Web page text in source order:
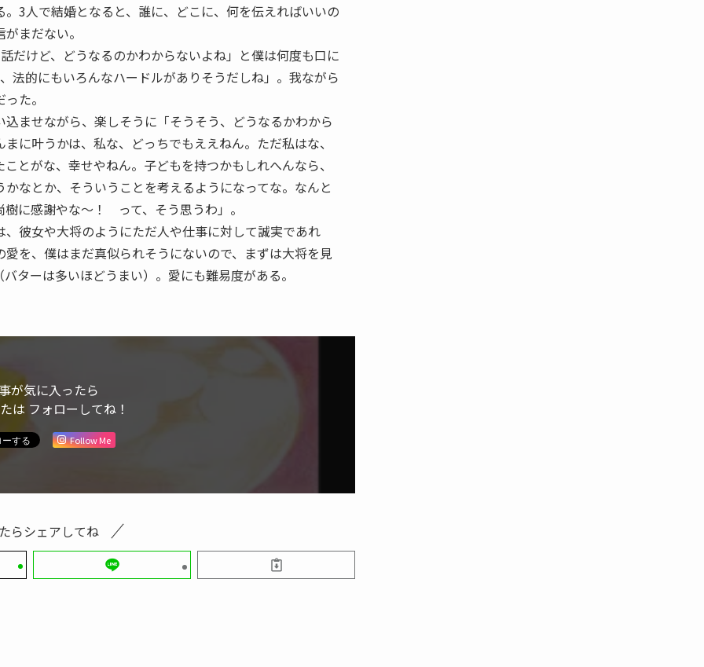
3人で結婚となると、誰に、どこに、何を伝えればいいの
まだない。
けど、どうなるのかわからないよね」と僕は何度も口に
法的にもいろんなハードルがありそうだしね」。我ながら
た。
ませながら、楽しそうに「そうそう、どうなるかわから
に叶うかは、私な、どっちでもええねん。ただ私はな、
とがな、幸せやねん。子どもを持つかもしれへんなら、
なとか、そういうことを考えるようになってな。なんと
に感謝やな〜！ って、そう思うわ」。
彼女や大将のようにただ人や仕事に対して誠実であれ
を、僕はまだ真似られそうにないので、まずは大将を見
ターは多いほどうまい）。愛にも難易度がある。
が気に入ったら
は フォローしてね！
Follow Me
らシェアしてね